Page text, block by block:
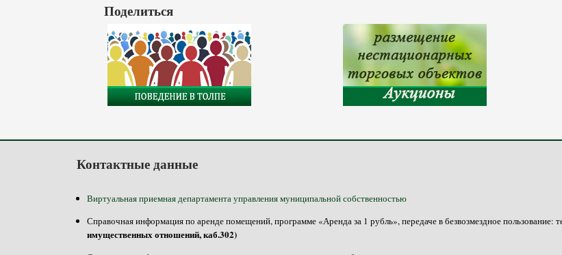
Поделиться
Контактные данные
Виртуальная приемная департамента управления муниципальной собственностью
Справочная информация по аренде помещений, программе «Аренда за 1 рубль», передаче в безвозмездное пользование:
имущественных отношений, каб.302)